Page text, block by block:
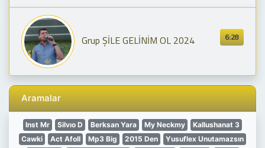
6:28
Grup ŞİLE GELİNİM OL 2024
Aramalar
Inst Mr Silvıo D Berksan Yara My Neckmy
Kallushanat 3
Cawki
Act Afoll Mp3 Big 2015 Den
Yusuflex Unutamazsın